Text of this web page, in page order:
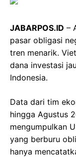
JABARPOS.ID –
pasar obligasi
tren menarik.
dana investasi
Indonesia.
Data dari tim
hingga Agustus
mengumpulkan
yang berburu
hanya